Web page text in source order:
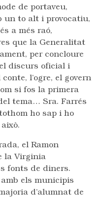
de portaveu,
un to alt i provocatiu,
a més raó,
que la Generalitat
per concloure
discurs oficial i
l’ogre, el govern
si fos la primera
tema… Sra. Farrés
ho sap i ho
el Ramon
la Virginia
fonts de diners.
els municipis
d’alumnat de